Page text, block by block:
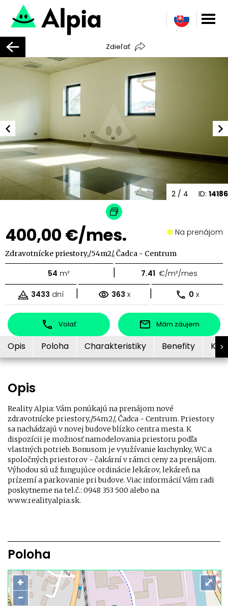
Zdieľať
ID: 14186
2 / 4
400,00 €/mes. Na prenájom
Zdravotnícke priestory,/54m2/, Čadca - Centrum
54 m² | 7.41 €/m²/mes
3433 dní | 363 x | 0 x
Volať Mám záujem
Opis Poloha Charakteristiky Benefity
Opis
Reality Alpia: Vám ponúkajú na prenájom nové
zdravotnícke priestory,/54m2/, Čadca - Centrum. Priestory
sa nachádzajú v novej budove blízko centra mesta. K
dispozícii je možnosť namodelovania priestoru podľa
vlastných potrieb. Bonusom je využívanie kuchynky, WC a
spoločných priestorov - čakární v rámci ceny za prenájom.
Výhodou sú už fungujúce ordinácie lekárov, lekáreň na
prízemí a parkovanie pri budove. Viac informácií Vám radi
poskytneme na tel.č.: 0948 353 500 alebo na
www.realityalpia.sk.
Poloha
+
−
⤢